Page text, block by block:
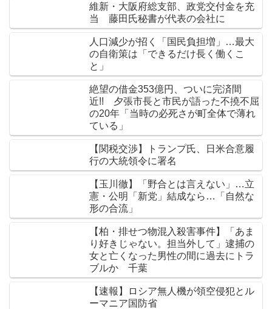
維新・大阪府総支部、政党交付金を充
当 藤田氏秘書が代表の会社に
人口減少が招く「国民負担増」…最大
の自衛策は「できるだけ長く働くこ
と」
絶望の借金353億円、ついに完済間
近!! 夕張市長と市民が語った不撓不屈
の20年「当時の必死さが町全体で薄れ
ている」
【関税交渉】トランプ氏、日米合意履
行の大統領令に署名
【玉川徹】「野合とは言えない」…立
憲・公明「新党」結成なら…「自然な
形の合流」
【柏・排せつ物混入殺害事件】「あま
り好きじゃない。担当外して」逮捕の
女と亡くなった男性の間に過去にトラ
ブルか 千葉
【速報】ロシア無人機が領空侵犯とル
ーマニア国防省